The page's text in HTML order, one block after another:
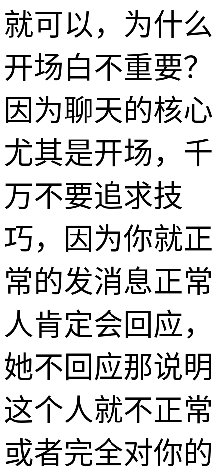
就可以，为什么
开场白不重要？
因为聊天的核心
尤其是开场，千
万不要追求技
巧，因为你就正
常的发消息正常
人肯定会回应，
她不回应那说明
这个人就不正常
或者完全对你的